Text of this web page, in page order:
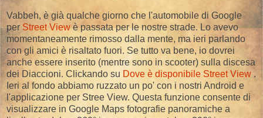
Vabbeh, è già qualche giorno che l'automobile di Google
per Street Viewè passata per le nostre strade. Lo avevo
momentaneamente rimosso dalla mente, ma ieri parlando
con gli amici è risaltato fuori. Se tutto va bene, io dovrei
anche essere inserito (mentre sono in scooter) sulla discesa
dei Diaccioni. Clickando su Dove è disponibile Street View .
Ieri al fondo abbiamo ruzzato un po' con i nostri Android e
l'applicazione per Stree View. Questa funzione consente di
visualizzare in Google Maps fotografie panoramiche a